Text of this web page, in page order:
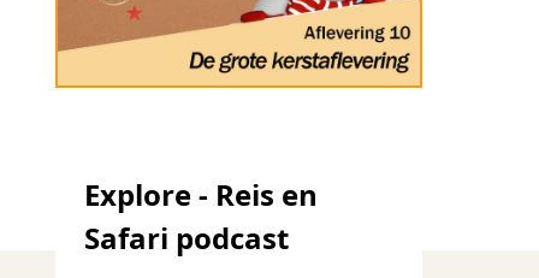
Explore - Reis en
Safari podcast